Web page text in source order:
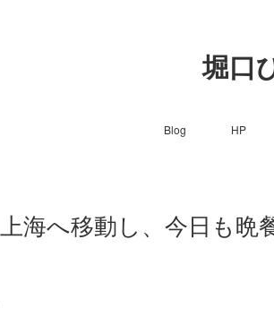
堀口
Blog HP
海へ移動し、今日も晩